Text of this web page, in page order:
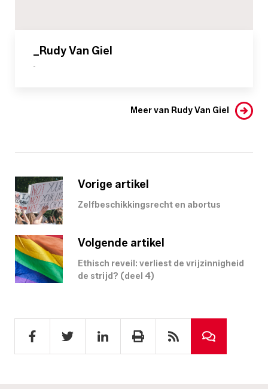
_Rudy Van Giel
-
Meer van Rudy Van Giel
Vorige artikel
Zelfbeschikkingsrecht en abortus
Volgende artikel
Ethisch reveil: verliest de vrijzinnigheid
de strijd? (deel 4)